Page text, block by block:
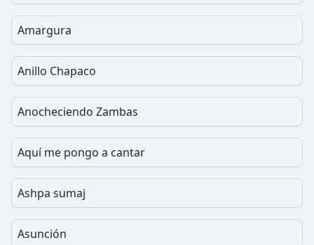
Amargura
Anillo Chapaco
Anocheciendo Zambas
Aquí me pongo a cantar
Ashpa sumaj
Asunción